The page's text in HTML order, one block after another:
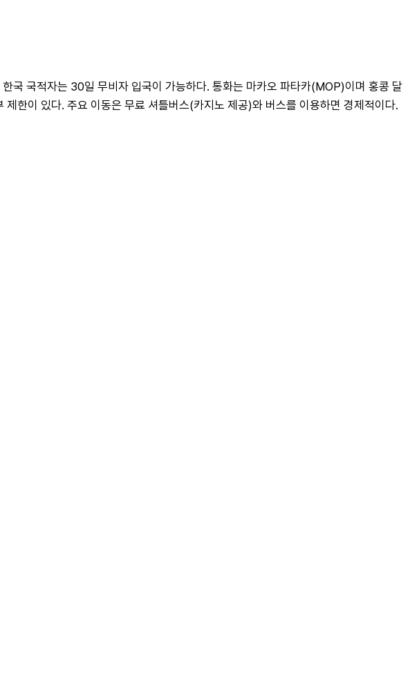
국 국적자는 30일 무비자 입국이 가능하다. 통화는 마카오 파타카(MOP)이며 홍콩 달
한이 있다. 주요 이동은 무료 셔틀버스(카지노 제공)와 버스를 이용하면 경제적이다.